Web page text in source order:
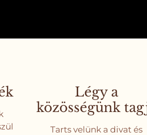
Légy a
közösségünk
Tarts velünk a divat és